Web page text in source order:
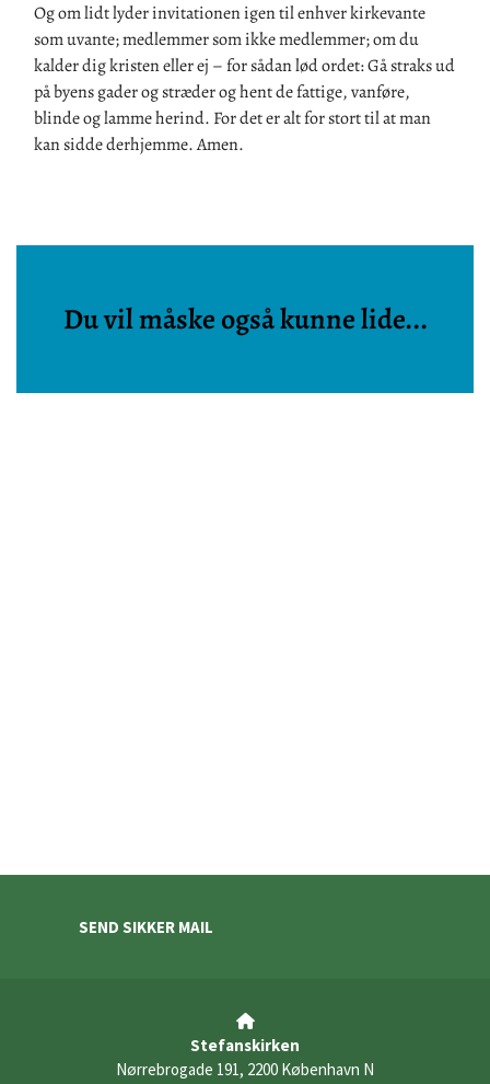
Og om lidt lyder invitationen igen til enhver kirkevante
som uvante; medlemmer som ikke medlemmer; om du
kalder dig kristen eller ej – for sådan lød ordet: Gå straks ud
på byens gader og stræder og hent de fattige, vanføre,
blinde og lamme herind. For det er alt for stort til at man
kan sidde derhjemme.Amen.
Du vil måske også kunne lide...
SEND SIKKER MAIL

Stefanskirken
Nørrebrogade 191, 2200 København N